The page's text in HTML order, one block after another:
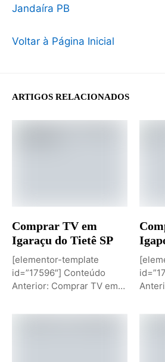
Jandaíra PB
Voltar à Página Inicial
ARTIGOS RELACIONADOS
Comprar TV em
Igaraçu do Tietê SP
[elementor-template
id=”17596″] Conteúdo
Anterior: Comprar TV em
Conteúdo: Sobremesa de...